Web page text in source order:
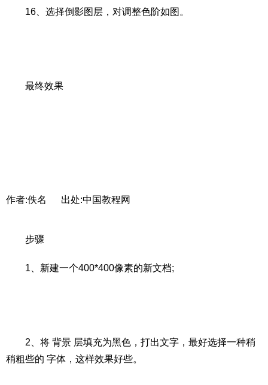
16、选择倒影图层，对调整色阶如图。
最终效果
作者:佚名 出处:中国教程网
步骤
1、新建一个400*400像素的新文档;
2、将 背景 层填充为黑色，打出文字，最好选择一种稍
稍粗些的 字体，这样效果好些。